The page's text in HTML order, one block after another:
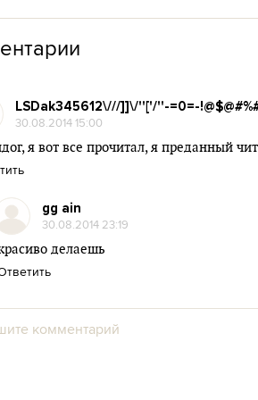
LSDak345612\///]]\/''['/''-=0=-
30.08.2014 15:00
я вот все прочитал, я преданный
gg ain
30.08.2014 23:19
делаешь